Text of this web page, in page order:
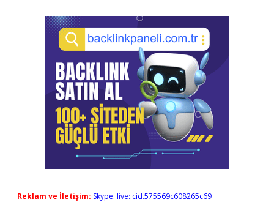
Reklam ve İletişim: Skype: live:.cid.575569c608265c69